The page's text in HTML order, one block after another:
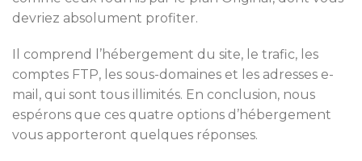
devriez absolument profiter.
Il comprend l’hébergement du site, le trafic, les
comptes FTP, les sous-domaines et les adresses e-
mail, qui sont tous illimités. En conclusion, nous
espérons que ces quatre options d’hébergement
vous apporteront quelques réponses.